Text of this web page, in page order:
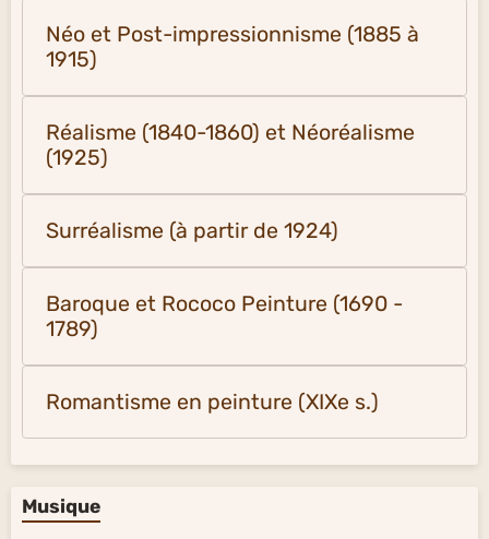
Néo et Post-impressionnisme (1885 à
1915)
Réalisme (1840-1860) et Néoréalisme
(1925)
Surréalisme (à partir de 1924)
Baroque et Rococo Peinture (1690 -
1789)
Romantisme en peinture (XIXe s.)
Musique